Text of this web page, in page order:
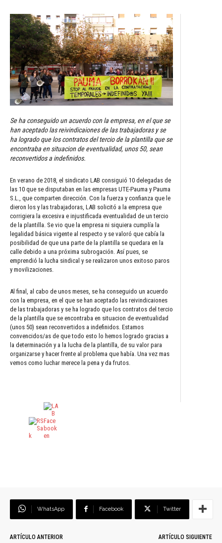
Se ha conseguido un acuerdo con la empresa, en el que se
han aceptado las reivindicaiones de las trabajadoras y se
ha logrado que los contratos del tercio de la plantilla que se
encontraba en situacion de eventualidad, unos 50, sean
reconvertidos a indefinidos.
En verano de 2018, el sindicato LAB consiguió 10 delegadas de
las 10 que se disputaban en las empresas UTE-Pauma y Pauma
S.L., que comparten dirección. Con la fuerza y confianza que le
dieron los y las trabajadoras, LAB solicitó a la empresa que
corrigiera la excesiva e injustificada eventualidad de un tercio
de la plantilla. Se vio que la empresa ni siquiera cumplía la
legalidad básica vigente al respecto y se valoró que cabía la
posibilidad de que una parte de la plantilla se quedara en la
calle debido a una próxima subrogación. Así pues, se
emprendió la lucha sindical y se realizaron unos exitoso paros
y movilizaciones.
Al final, al cabo de unos meses, se ha conseguido un acuerdo
con la empresa, en el que se han aceptado las reivindicaiones
de las trabajadoras y se ha logrado que los contratos del tercio
de la plantilla que se encontraba en situacion de eventualidad
(unos 50) sean reconvertidos a indefinidos. Estamos
convencidos/as de que todo esto lo hemos logrado gracias a
la determinación y a la lucha de la plantilla, de su valor para
organizarse y hacer frente al problema que había. Una vez mas
vemos como luchar merece la pena y da frutos.
WhatsApp Facebook Twitter
ARTÍCULO ANTERIOR
ARTÍCULO SIGUIENTE